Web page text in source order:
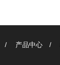
/ 产品中心 /